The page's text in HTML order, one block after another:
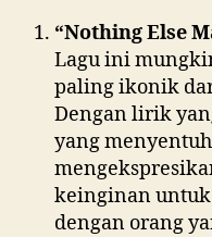
“Nothing Else
Lagu ini
paling ikonik
Dengan lirik
yang
keinginan
dengan orang